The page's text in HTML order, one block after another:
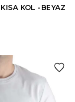
KOL -BEYAZ